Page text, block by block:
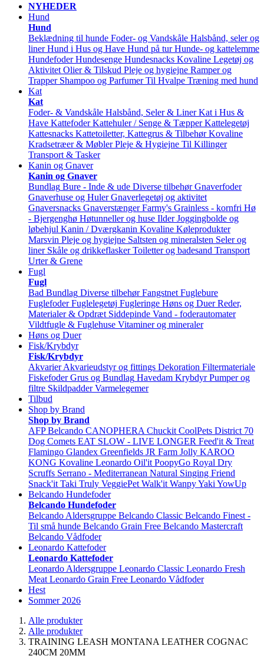
NYHEDER
Hund
Hund
Beklædning til hunde Foder- og Vandskåle Halsbånd, seler og
liner Hund i Hus og Have Hund på tur Hunde- og kattelemme
Hundefoder Hundesenge Hundesnacks Kovaline Legetøj og
Aktivitet Olier & Tilskud Pleje og hygiejne Ramper og
Trapper Shampoo og Parfumer Til Hvalpe Træning med hund
Kat
Kat
Foder- & Vandskåle Halsbånd, Seler & Liner Kat i Hus &
Have Kattefoder Kattehuler / Senge & Tæpper Kattelegetøj
Kattesnacks Kattetoiletter, Kattegrus & Tilbehør Kovaline
Kradsetræer & Møbler Pleje & Hygiejne Til Killinger
Transport & Tasker
Kanin og Gnaver
Kanin og Gnaver
Bundlag Bure - Inde & ude Diverse tilbehør Gnaverfoder
Gnaverhuse og Huler Gnaverlegetøj og aktivitet
Gnaversnacks Gnaverstænger Farmy's Grainless - kornfri Hø
- Bjergenghø Høtunneller og huse Ilder Joggingbolde og
løbehjul Kanin / Dværgkanin Kovaline Køleprodukter
Marsvin Pleje og hygiejne Saltsten og mineralsten Seler og
liner Skåle og drikkeflasker Toiletter og badesand Transport
Urter & Grene
Fugl
Fugl
Bad Bundlag Diverse tilbehør Fangstnet Fuglebure
Fuglefoder Fuglelegetøj Fugleringe Høns og Duer Reder,
Materialer & Opdræt Siddepinde Vand - foderautomater
Vildtfugle & Fuglehuse Vitaminer og mineraler
Høns og Duer
Fisk/Krybdyr
Fisk/Krybdyr
Akvarier Akvarieudstyr og fittings Dekoration Filtermateriale
Fiskefoder Grus og Bundlag Havedam Krybdyr Pumper og
filtre Skildpadder Varmelegemer
Tilbud
Shop by Brand
Shop by Brand
AFP Belcando CANOPHERA Chuckit CoolPets District 70
Dog Comets EAT SLOW - LIVE LONGER Feed'it & Treat
Flamingo Glandex Greenfields JR Farm Jolly KAROO
KONG Kovaline Leonardo Oil'it PoopyGo Royal Dry
Scruffs Serrano - Mediterranean Natural Singing Friend
Snack'it Taki Truly VeggiePet Walk'it WanpyYaki YowUp
Belcando Hundefoder
Belcando Hundefoder
Belcando Aldersgruppe Belcando Classic Belcando Finest -
Til små hunde Belcando Grain Free Belcando Mastercraft
Belcando Vådfoder
Leonardo Kattefoder
Leonardo Kattefoder
Leonardo Aldersgruppe Leonardo Classic Leonardo Fresh
Meat Leonardo Grain Free Leonardo Vådfoder
Hest
Sommer 2026
Alle produkter
Alle produkter
TRAINING LEASH MONTANA LEATHER COGNAC
240CM 20MM